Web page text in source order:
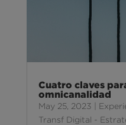
Cuatro claves
omnicanalidad
May 25, 2023
Transf Digital -